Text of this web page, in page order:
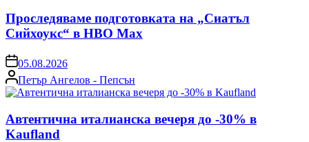
Проследяваме подготовката на „Сиатъл
Сийхоукс“ в HBO Max
on05.08.2026
Posted
by
Петър Ангелов - Пепсън
Автентична италианска вечеря до -30% в
Kaufland